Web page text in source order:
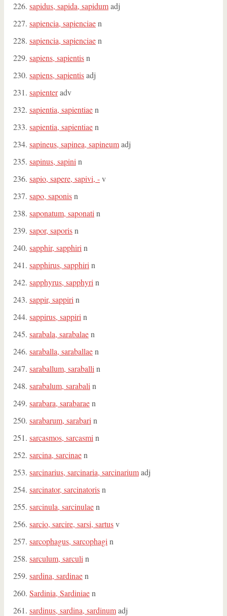
sapidus, sapida, sapidumadj
sapiencia, sapienciaen
sapiencia, sapienciaen
sapiens, sapientisn
sapiens, sapientisadj
sapienteradv
sapientia, sapientiaen
sapientia, sapientiaen
sapineus, sapinea, sapineumadj
sapinus, sapini n
sapio, sapere, sapivi, -v
sapo, saponisn
saponatum, saponati n
sapor, saporisn
sapphir, sapphiri n
sapphirus, sapphiri n
sapphyrus, sapphyri n
sappir, sappiri n
sappirus, sappiri n
sarabala, sarabalaen
saraballa, saraballaen
saraballum, saraballi n
sarabalum, sarabali n
sarabara, sarabaraen
sarabarum, sarabari n
sarcasmos, sarcasmi n
sarcina, sarcinaen
sarcinarius, sarcinaria, sarcinariumadj
sarcinator, sarcinatorisn
sarcinula, sarcinulaen
sarcio, sarcire, sarsi, sartusv
sarcophagus, sarcophagi n
sarculum, sarculi n
sardina, sardinaen
Sardinia, Sardiniaen
sardinus, sardina, sardinumadj